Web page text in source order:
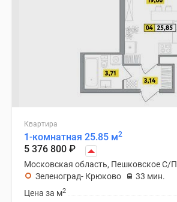
Квартира
1-комнатная 25.85 м2
5 376 800 ₽
Московская область, Пешковское С/П
Зеленоград- Крюково
33 мин.
Цена за м2